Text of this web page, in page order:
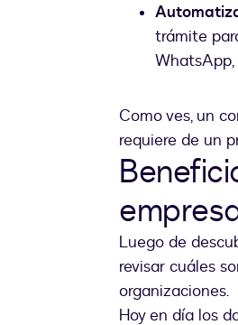
trámite
Como ves, un
requiere de un
Luego de
revisar cuáles
organizaciones.
Hoy en día los